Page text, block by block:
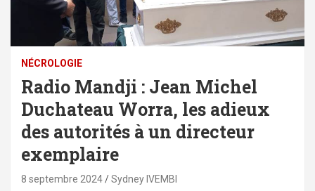
NÉCROLOGIE
Radio Mandji : Jean Michel
Duchateau Worra, les adieux
des autorités à un directeur
exemplaire
8 septembre 2024 Sydney IVEMBI